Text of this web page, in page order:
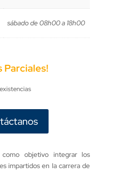
sábado de 08h00 a 18h00
Parciales!
objetivo integrar los
impartidos en la carrera de